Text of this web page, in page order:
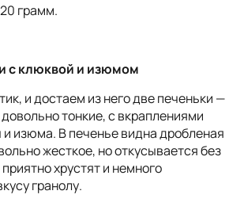
грамм.
с клюквой и изюмом
и достаем из него две печеньки —
тонкие, с вкраплениями
изюма. В печенье видна дробленая
жесткое, но откусывается без
хрустят и немного
гранолу.